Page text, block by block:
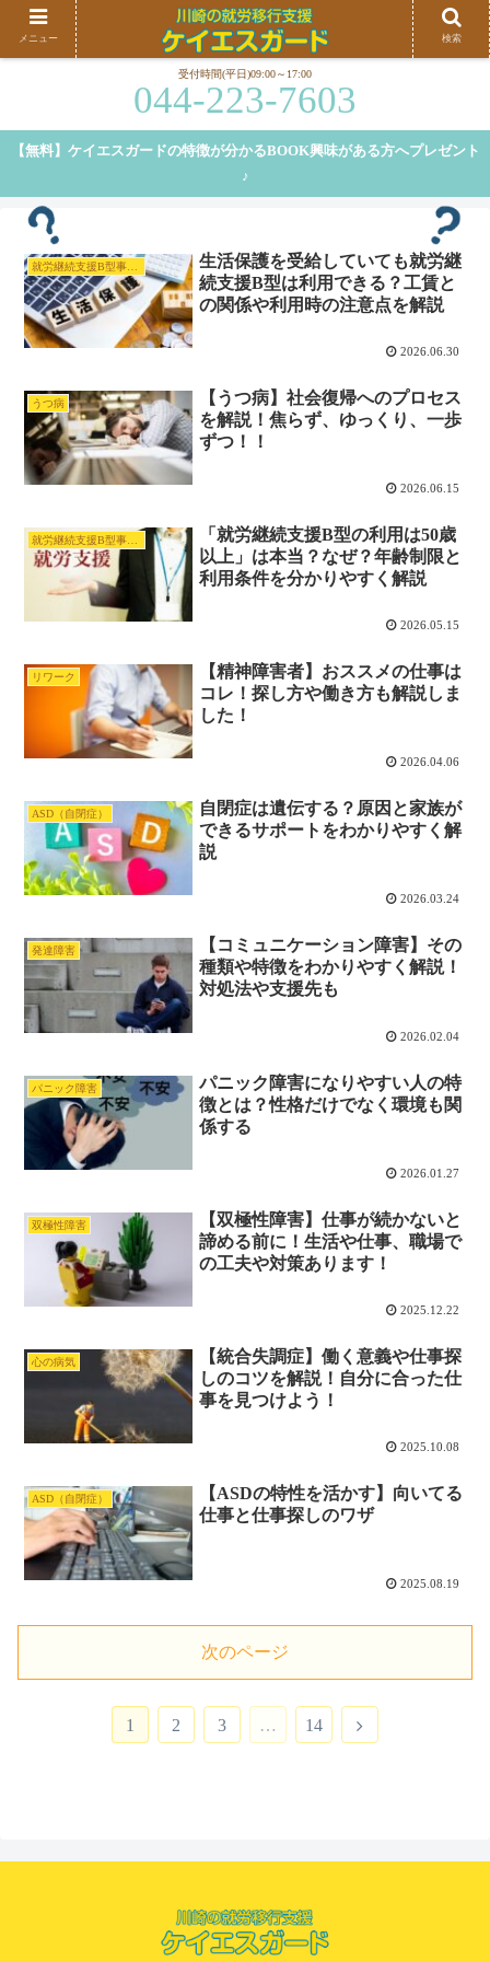
川崎、横浜を中心に就労移行支援を行うケイエスガードです。就労移行支援の特徴や、弊
社の特徴等についてご紹介しております。
受付時間(平日)09:00～17:00
044-223-7603
【無料】ケイエスガードの特徴が分かるBOOK興味がある方へプレゼント
♪
生活保護を受給していても就労継
続支援B型は利用できる？工賃と
の関係や利用時の注意点を解説
2026.06.30
うつ病
【うつ病】社会復帰へのプロセス
を解説！焦らず、ゆっくり、一歩
ずつ！！
2026.06.15
「就労継続支援B型の利用は50歳
以上」は本当？なぜ？年齢制限と
利用条件を分かりやすく解説
2026.05.15
リワーク
【精神障害者】おススメの仕事は
コレ！探し方や働き方も解説しま
した！
2026.04.06
ASD（自閉症）
自閉症は遺伝する？原因と家族が
できるサポートをわかりやすく解
説
2026.03.24
発達障害
【コミュニケーション障害】その
種類や特徴をわかりやすく解説！
対処法や支援先も
2026.02.04
パニック障害
パニック障害になりやすい人の特
徴とは？性格だけでなく環境も関
係する
2026.01.27
双極性障害
【双極性障害】仕事が続かないと
諦める前に！生活や仕事、職場で
の工夫や対策あります！
2025.12.22
心の病気
【統合失調症】働く意義や仕事探
しのコツを解説！自分に合った仕
事を見つけよう！
2025.10.08
ASD（自閉症）
【ASDの特性を活かす】向いてる
仕事と仕事探しのワザ
2025.08.19
次のページ
1 2 3 … 14
次
メニュー 検索